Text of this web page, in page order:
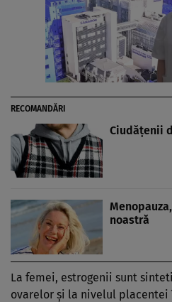
RECOMANDĂRI
Ciudăţenii
noastră
La femei, estrogenii sunt
ovarelor şi la nivelul